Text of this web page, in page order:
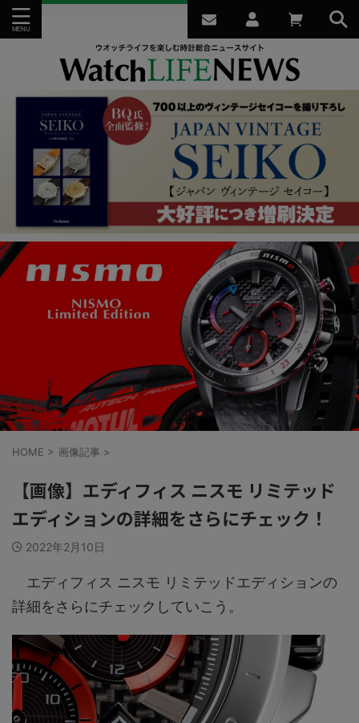
HOME > 画像記事 >
【画像】エディフィス ニスモ リミテッド
エディションの詳細をさらにチェック！
2022年2月10日
エディフィス ニスモ リミテッドエディションの
詳細をさらにチェックしていこう。